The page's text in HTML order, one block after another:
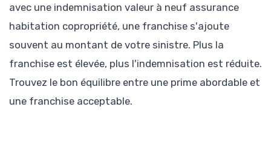
avec une indemnisation valeur à neuf assurance
habitation copropriété, une franchise s'ajoute
souvent au montant de votre sinistre. Plus la
franchise est élevée, plus l'indemnisation est réduite.
Trouvez le bon équilibre entre une prime abordable et
une franchise acceptable.